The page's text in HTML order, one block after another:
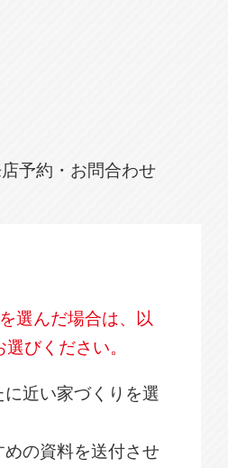
予約・お問合わせ
選んだ場合は、以
びください。
近い家づくりを選
の資料を送付させ